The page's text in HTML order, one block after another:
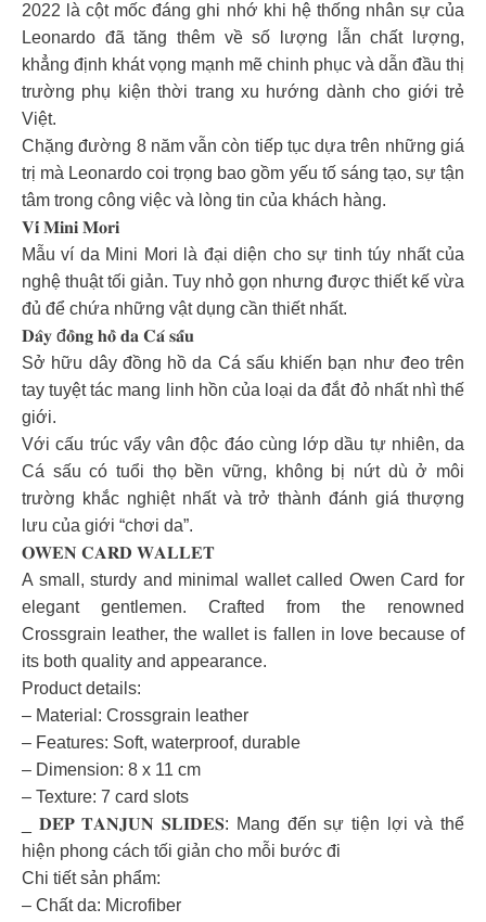
2022 là cột mốc đáng ghi nhớ khi hệ thống nhân sự của
Leonardo đã tăng thêm về số lượng lẫn chất lượng,
khẳng định khát vọng mạnh mẽ chinh phục và dẫn đầu thị
trường phụ kiện thời trang xu hướng dành cho giới trẻ
Việt.
Chặng đường 8 năm vẫn còn tiếp tục dựa trên những giá
trị mà Leonardo coi trọng bao gồm yếu tố sáng tạo, sự tận
tâm trong công việc và lòng tin của khách hàng.
𝐕𝐢́ 𝐌𝐢𝐧𝐢 𝐌𝐨𝐫𝐢
Mẫu ví da Mini Mori là đại diện cho sự tinh túy nhất của
nghệ thuật tối giản. Tuy nhỏ gọn nhưng được thiết kế vừa
đủ để chứa những vật dụng cần thiết nhất.
𝐃𝐚̂𝐲 đ𝐨̂̀𝐧𝐠 𝐡𝐨̂̀ 𝐝𝐚 𝐂𝐚́ 𝐬𝐚̂́𝐮
Sở hữu dây đồng hồ da Cá sấu khiến bạn như đeo trên
tay tuyệt tác mang linh hồn của loại da đắt đỏ nhất nhì thế
giới.
Với cấu trúc vẩy vân độc đáo cùng lớp dầu tự nhiên, da
Cá sấu có tuổi thọ bền vững, không bị nứt dù ở môi
trường khắc nghiệt nhất và trở thành đánh giá thượng
lưu của giới “chơi da”.
𝐎𝐖𝐄𝐍 𝐂𝐀𝐑𝐃 𝐖𝐀𝐋𝐋𝐄𝐓
A small, sturdy and minimal wallet called Owen Card for
elegant gentlemen. Crafted from the renowned
Crossgrain leather, the wallet is fallen in love because of
its both quality and appearance.
Product details:
– Material: Crossgrain leather
– Features: Soft, waterproof, durable
– Dimension: 8 x 11 cm
– Texture: 7 card slots
_ 𝐃𝐄́𝐏 𝐓𝐀𝐍𝐉𝐔𝐍 𝐒𝐋𝐈𝐃𝐄𝐒: Mang đến sự tiện lợi và thể
hiện phong cách tối giản cho mỗi bước đi
Chi tiết sản phẩm:
– Chất da: Microfiber